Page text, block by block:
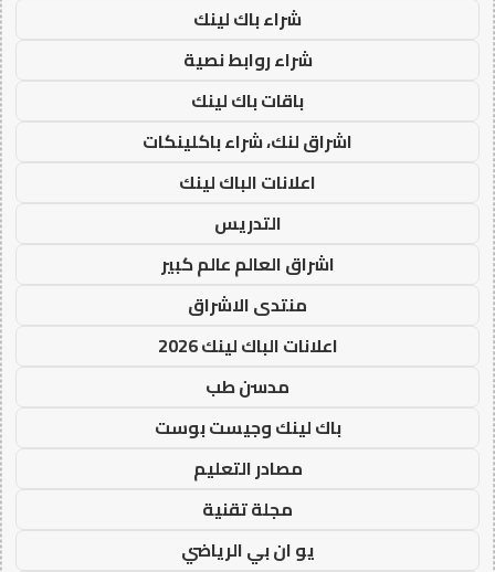
شراء باك لينك
شراء روابط نصية
باقات باك لينك
اشراق لنك، شراء باكلينكات
اعلانات الباك لينك
التدريس
اشراق العالم عالم كبير
منتدى الاشراق
اعلانات الباك لينك 2026
مدسن طب
باك لينك وجيست بوست
مصادر التعليم
مجلة تقنية
يو ان بي الرياضي